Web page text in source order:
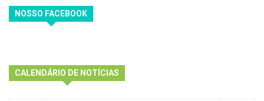
NOSSO FACEBOOK
CALENDÁRIO DE NOTÍCIAS